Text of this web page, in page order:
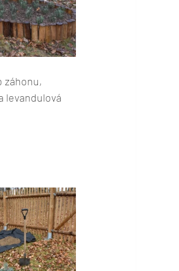
záhonu,
levandulová